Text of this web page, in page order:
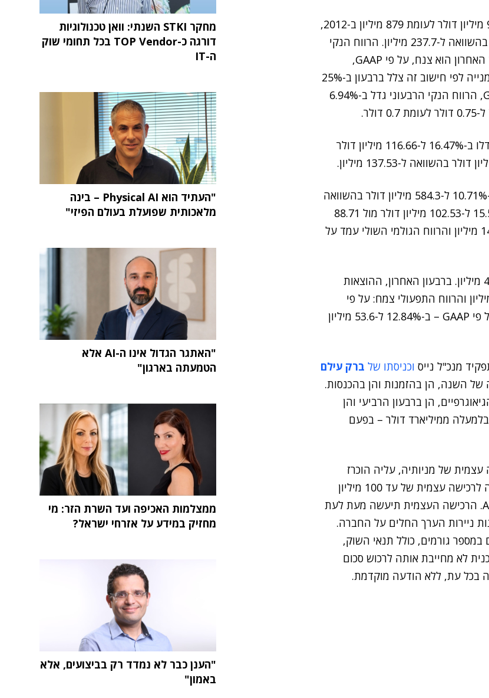
על פי הדו"חות, ההכנסות של החברה עלו ב-2013 ב-8% ל-949.3 מיליון דולר לעומת 879 מיליון ב-2012,
וברבעון האחרון של השנה הן גדלו ב-13.7% ל-270.2 מיליון דולר בהשוואה ל-237.7 מיליון. הרווח הנקי
השנתי פחת ב-18.6% ל-55.3 מיליון דולר מול 67.9 מיליון וברבעון האחרון הוא צנח, על פי GAAP,
ב-24.63% ל-24.2 מיליון דולר לעומת 32.13 מיליון. הרווח הנקי למנייה לפי חישוב זה צלל ברבעון ב-25%
ל-0.39 דולר בהשוואה ל-0.52 דולר. לעומת זאת, שלא על פי GAAP, הרווח הנקי הרבעוני גדל ב-6.94%
חלוקת ההכנסות הרבעוניות לסעיפים מראה שמכירות המוצרים גדלו ב-16.47% ל-116.66 מיליון דולר
עוד עולה מהתוצאות כי הרווח הגולמי של החברה גדל אשתקד ב-10.71% ל-584.3 מיליון דולר בהשוואה
ל-527.79 מיליון. בחישוב רבעוני, ההוצאות הגולמיות גדלו ב-15.58% ל-102.53 מיליון דולר מול 88.71
מיליון, הרווח הגולמי – ב-12.56%, ל-167.7 מיליון דולר לעומת 149 מיליון והרווח הגולמי השולי עמד על
הרווח התפעולי השנתי צנח ב-74.8% ל-79.8 מיליון דולר מול 45.6 מיליון. ברבעון האחרון, ההוצאות
גדלו ב-8.77% ל-141.66 מיליון דולר לעומת 130.24 מיליון והרווח התפעולי צמח: על פי
GAAP ב-38.9% ל-26 מיליון דולר בהשוואה ל-18.7 מיליון ושלא על פי GAAP – ב-12.84% ל-53.6 מיליון
מנכ"ל נייס וכניסתו של ברק עילם
של השנה, הן בהזמנות והן בהכנסות.
הן ברבעון הרביעי והן
בלמעלה ממיליארד דולר – בפעם
של מניותיה, עליה הוכרז
בשלהי 2012. החברה הודיעה כי הדירקטוריון אישר תוכנית חדשה לרכישה עצמית של עד 100 מיליון
דולר של מניותיה המונפקות הסחירות – מניות רגילות וניירות ADR. הרכישה העצמית תיעשה מעת לעת
ניירות הערך החלים על החברה.
במספר גורמים, כולל תנאי השוק,
לא מחייבת אותה לרכוש סכום
מחקר STKI השנתי: וואן טכנולוגיות
דורגה כ-TOP Vendor בכל תחומי שוק
ה-IT
"העתיד הוא Physical AI – בינה
מלאכותית שפועלת בעולם הפיזי"
"האתגר הגדול אינו ה-AI אלא
הטמעתה בארגון"
ממצלמות האכיפה ועד השרת הזר: מי
מחזיק במידע על אזרחי ישראל?
"הענן כבר לא נמדד רק בביצועים, אלא
באמון"